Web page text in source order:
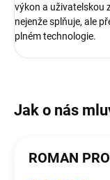
výkon a uživatelskou
nejenže splňuje, ale
plném technologie.
ROMAN